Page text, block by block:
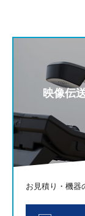
映像伝
お見積り・機器